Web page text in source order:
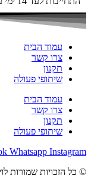
עמוד הבית
צרו קשר
תקנון
שיתופי פעולה
עמוד הבית
צרו קשר
תקנון
שיתופי פעולה
Whatsapp Instagram
© כל הזכויות שמורות